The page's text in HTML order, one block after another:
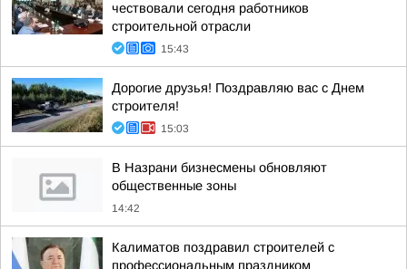
чествовали сегодня работников
строительной отрасли
15:43
Дорогие друзья! Поздравляю вас с Днем
строителя!
15:03
В Назрани бизнесмены обновляют
общественные зоны
14:42
Калиматов поздравил строителей с
профессиональным праздником